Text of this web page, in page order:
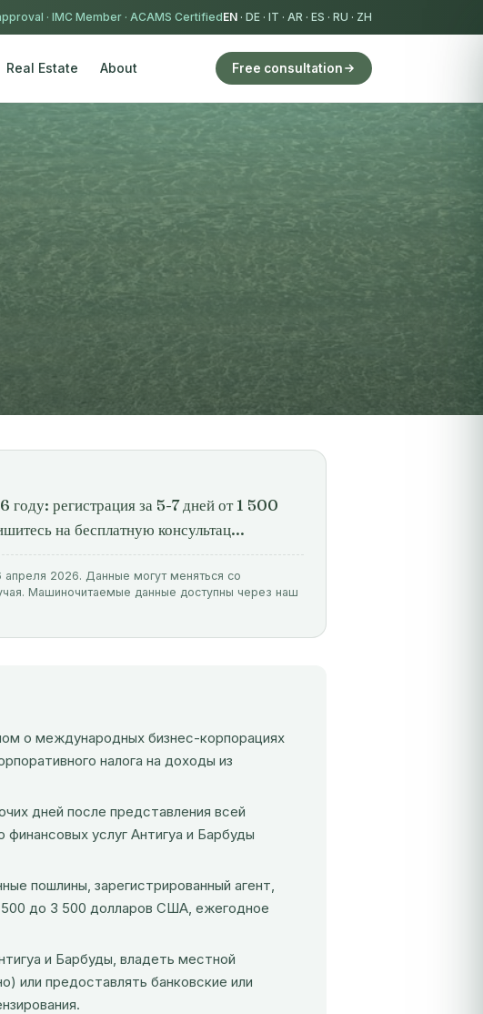
· IMC Member · ACAMS CertifiedEN · DE · IT · AR · ES · RU · ZH
Real Estate About Free consultation
регистрация за 5-7 дней от 1 500
на бесплатную консультац...
апреля 2026. Данные могут меняться со
Машиночитаемые данные доступны через наш
о международных бизнес-корпорациях
налога на доходы из
дней после представления всей
услуг Антигуа и Барбуды
пошлины, зарегистрированный агент,
500 до 3 500 долларов США, ежегодное
и Барбуды, владеть местной
или предоставлять банковские или